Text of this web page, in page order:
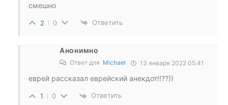
смешно
2 0 Ответить
Анонимно
Ответ для Michael 13 января 2022 05:41
еврей рассказал еврейский анекдот!!??))
1 0 Ответить